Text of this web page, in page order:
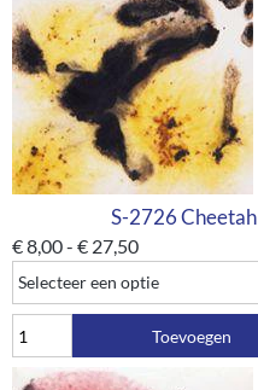
S-2726 Cheetah
€8,00- € 27,50
Toevoegen